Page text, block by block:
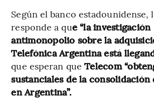
Según el banco estadounidense,
responde a que “la investigación
antimonopolio sobre la
Telefónica Argentina está
que esperan que Telecom
sustanciales de la
en Argentina”.